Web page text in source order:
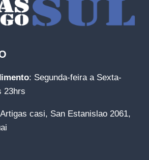
: Segunda-feira a Sexta-
23hrs
casi, San Estanislao 2061,